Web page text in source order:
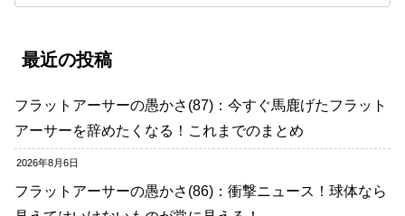
最近の投稿
フラットアーサーの愚かさ(87)：今すぐ馬鹿げたフラット
アーサーを辞めたくなる！これまでのまとめ
2026年8月6日
フラットアーサーの愚かさ(86)：衝撃ニュース！球体なら